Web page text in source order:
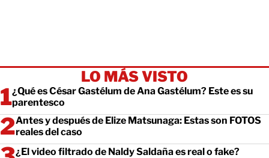
LO MÁS VISTO
¿Qué es César Gastélum de Ana Gastélum? Este es su
parentesco
Antes y después de Elize Matsunaga: Estas son FOTOS
reales del caso
¿El video filtrado de Naldy Saldaña es real o fake?